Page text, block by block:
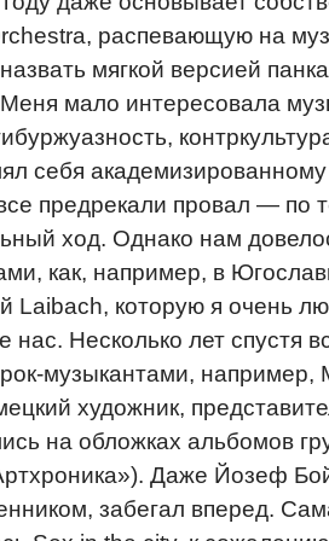
распевающую на
мягкой версией
мало интересовала
себя
предрекали провал — по
ход. Однако нам
как, например, в
Laibach, которую я очень
нас. Несколько лет спустя
музыкантами, например,
художник,
на обложках альбомов
Даже Йозеф
забегал вперед.